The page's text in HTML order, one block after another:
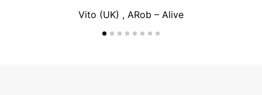
Vito (UK) , ARob – Alive